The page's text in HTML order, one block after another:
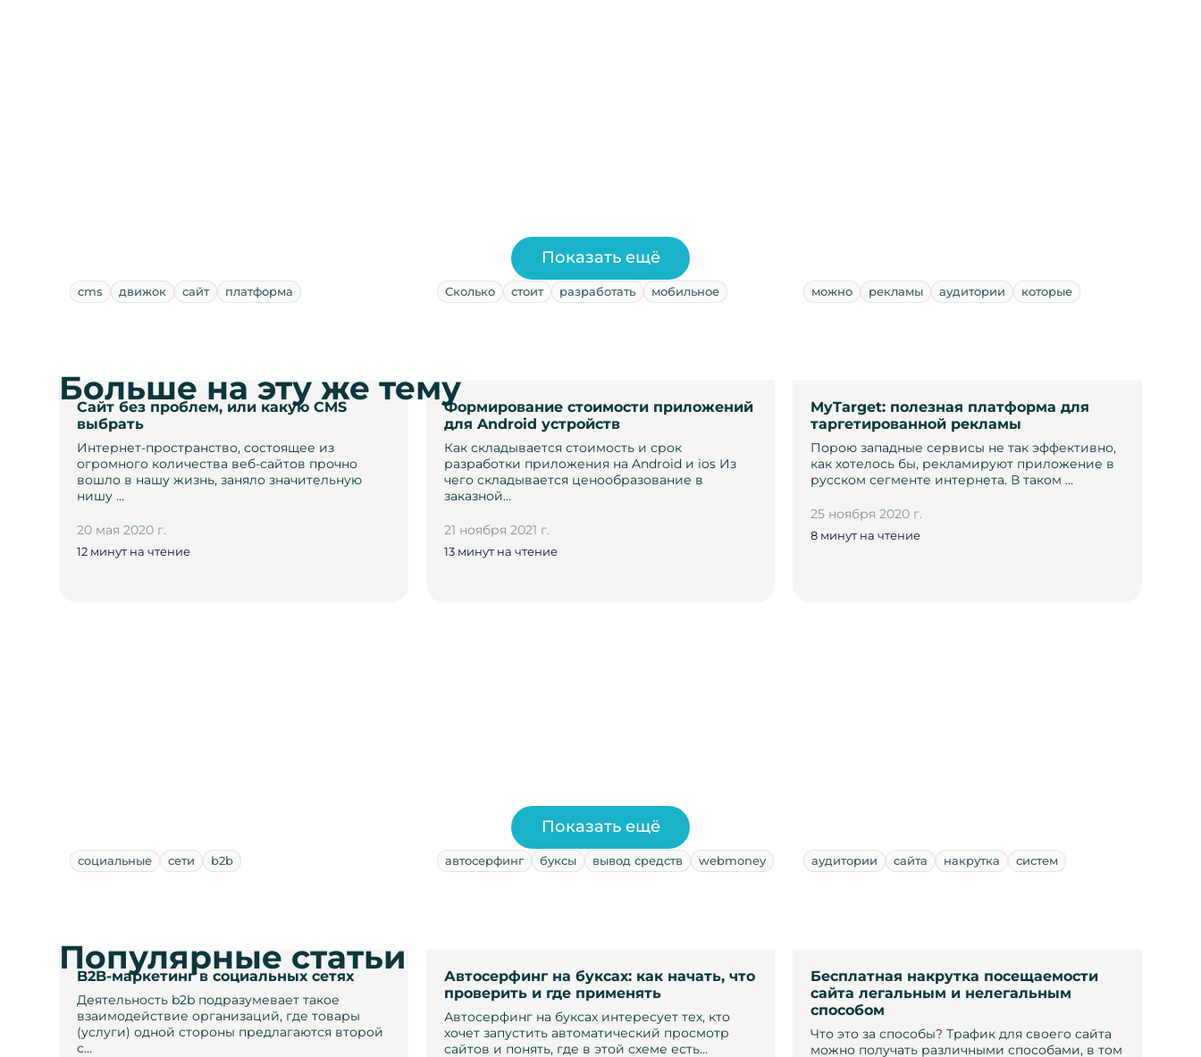
cms движок сайт платформа
Сайт без проблем, или какую CMS
выбрать
Интернет-пространство, состоящее из
огромного количества веб-сайтов прочно
вошло в нашу жизнь, заняло значительную
нишу …
20 мая 2020 г.
12 минут на чтение
Сколько стоит разработать мобильное
Формирование стоимости приложений
для Android устройств
Как складывается стоимость и срок
разработки приложения на Android и ios Из
чего складывается ценообразование в
заказной…
21 ноября 2021 г.
13 минут на чтение
можно рекламы аудитории которые
MyTarget: полезная платформа для
таргетированной рекламы
Порою западные сервисы не так эффективно,
как хотелось бы, рекламируют приложение в
русском сегменте интернета. В таком …
25 ноября 2020 г.
8 минут на чтение
Показать ещё
Больше на эту же тему
социальные сети b2b
B2B-маркетинг в социальных сетях
Деятельность b2b подразумевает такое
взаимодействие организаций, где товары
(услуги) одной стороны предлагаются второй
с…
автосерфинг буксы вывод средств webmoney
Автосерфинг на буксах: как начать, что
проверить и где применять
Автосерфинг на буксах интересует тех, кто
хочет запустить автоматический просмотр
сайтов и понять, где в этой схеме есть…
аудитории сайта накрутка систем
Бесплатная накрутка посещаемости
сайта легальным и нелегальным
способом
Что это за способы? Трафик для своего сайта
можно получать различными способами, в том
Показать ещё
Популярные статьи